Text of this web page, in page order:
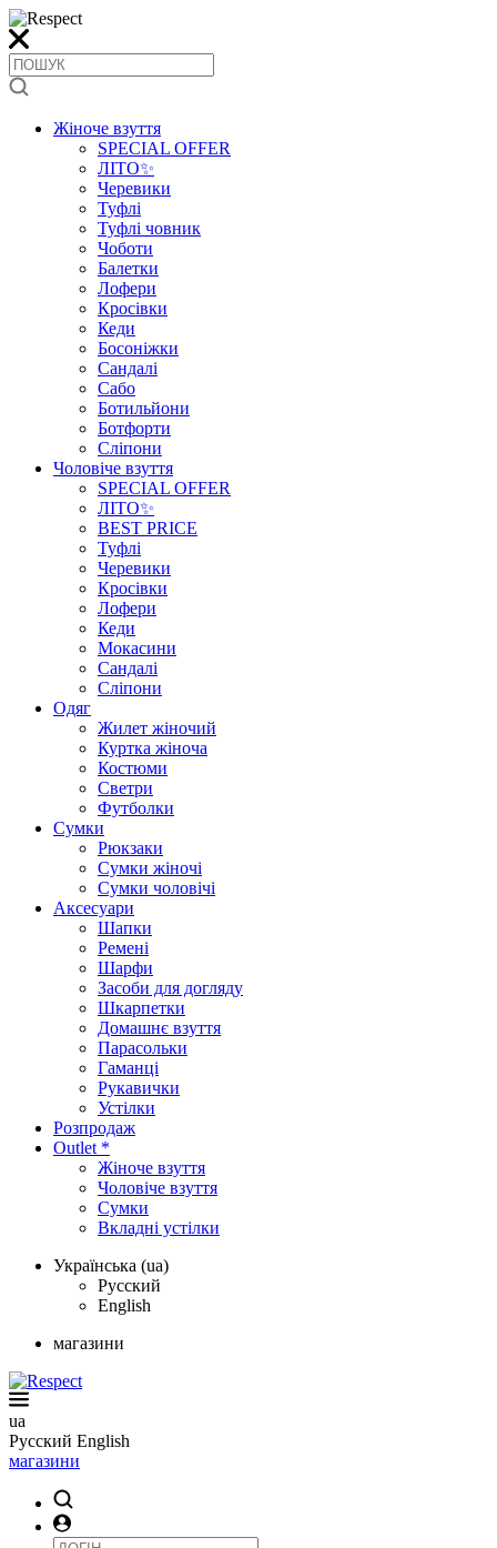
Жіноче взуття
SPECIAL OFFER
ЛІТО✨
Черевики
Туфлі
Туфлі човник
Чоботи
Балетки
Лофери
Кросівки
Кеди
Босоніжки
Сандалі
Сабо
Ботильйони
Ботфорти
Сліпони
Чоловіче взуття
SPECIAL OFFER
ЛІТО✨
BEST PRICE
Туфлі
Черевики
Кросівки
Лофери
Кеди
Мокасини
Сандалі
Сліпони
Одяг
Жилет жіночий
Куртка жіноча
Костюми
Светри
Футболки
Сумки
Рюкзаки
Сумки жіночі
Сумки чоловічі
Аксеcуари
Шапки
Ремені
Шарфи
Засоби для догляду
Шкарпетки
Домашнє взуття
Парасольки
Гаманці
Рукавички
Устілки
Розпродаж
Outlet *
Жіноче взуття
Чоловіче взуття
Сумки
Вкладні устілки
Українська (ua)
Русский
English
магазини
ua
Русский English
магазини